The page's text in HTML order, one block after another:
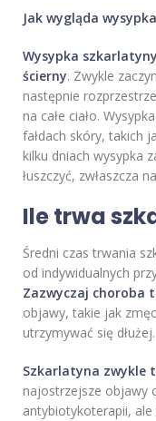
Jak wygląda
Wysypka
ścierny. Zwykle
następnie
na całe ciało.
fałdach skóry, takich
kilku dniach wysypka
łuszczyć, zwłaszcza
Ile trwa
Średni czas trwania
od indywidualnych
Zazwyczaj choroba
objawy, takie jak
utrzymywać się dłużej.
Szkarlatyna zwykle
najostrzejsze objawy
antybiotykoterapii,